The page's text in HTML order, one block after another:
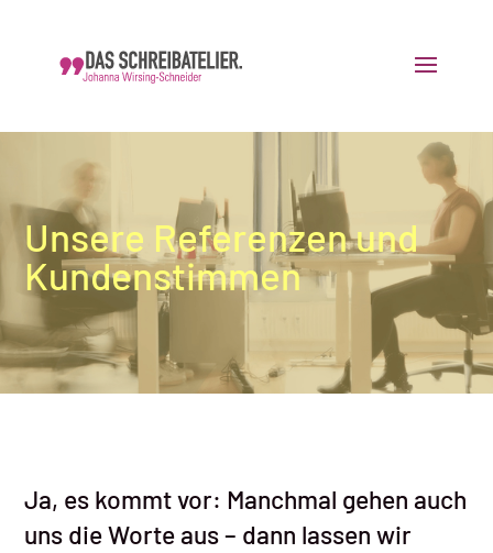
Unsere Referenzen und
Kundenstimmen
Ja, es kommt vor: Manchmal gehen auch
uns die Worte aus – dann lassen wir